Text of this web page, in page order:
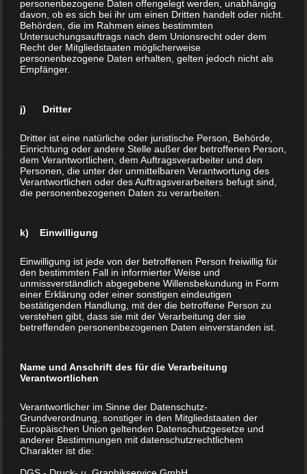
Kochbuch drucken lassen
Sie wollen ein Kochbuch drucken? Mit BuchDrucker.at
klappt es Nach Jahren, in denen zwar gerne und viel
über Ernährung diskutiert, aber nur ungern daheim
immer mehr jungen Menschen geht der Trend weg von
ein Kochbuch drucken lassen sollte An […]
MEHR LESEN
Sie planen eine
Familienchronik?
Sie planen eine Familienchronik? BuchDrucker.at hilft
personenbezogene Daten offengelegt werden, unabhängig
davon, ob es sich bei ihr um einen Dritten handelt oder nicht.
Behörden, die im Rahmen eines bestimmten
Untersuchungsauftrags nach dem Unionsrecht oder dem
Recht der Mitgliedstaaten möglicherweise
personenbezogene Daten erhalten, gelten jedoch nicht als
Empfänger.
j) Dritter
Dritter ist eine natürliche oder juristische Person, Behörde,
Einrichtung oder andere Stelle außer der betroffenen Person,
dem Verantwortlichen, dem Auftragsverarbeiter und den
Personen, die unter der unmittelbaren Verantwortung des
Verantwortlichen oder des Auftragsverarbeiters befugt sind,
die personenbezogenen Daten zu verarbeiten.
k) Einwilligung
Einwilligung ist jede von der betroffenen Person freiwillig für
den bestimmten Fall in informierter Weise und
unmissverständlich abgegebene Willensbekundung in Form
einer Erklärung oder einer sonstigen eindeutigen
bestätigenden Handlung, mit der die betroffene Person zu
verstehen gibt, dass sie mit der Verarbeitung der sie
betreffenden personenbezogenen Daten einverstanden ist.
Name und Anschrift des für die Verarbeitung
Verantwortlichen
Verantwortlicher im Sinne der Datenschutz-
Grundverordnung, sonstiger in den Mitgliedstaaten der
Europäischen Union geltenden Datenschutzgesetze und
anderer Bestimmungen mit datenschutzrechtlichem
Charakter ist die: